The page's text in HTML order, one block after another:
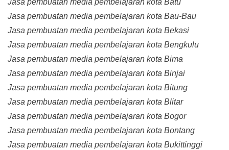
Jasa pembuatan media pembelajaran kota Batu
Jasa pembuatan media pembelajaran kota Bau-Bau
Jasa pembuatan media pembelajaran kota Bekasi
Jasa pembuatan media pembelajaran kota Bengkulu
Jasa pembuatan media pembelajaran kota Bima
Jasa pembuatan media pembelajaran kota Binjai
Jasa pembuatan media pembelajaran kota Bitung
Jasa pembuatan media pembelajaran kota Blitar
Jasa pembuatan media pembelajaran kota Bogor
Jasa pembuatan media pembelajaran kota Bontang
Jasa pembuatan media pembelajaran kota Bukittinggi